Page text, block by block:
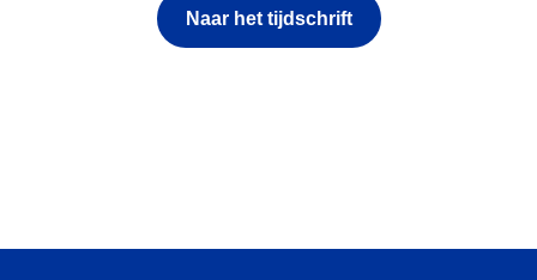
Naar het tijdschrift